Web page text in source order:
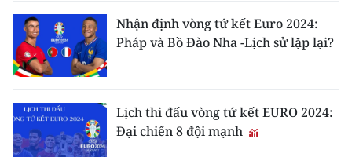
Media Khoa học - Công nghệ
Media Môi trường
Infographic
Nhận định vòng tứ kết Euro 2024:
Pháp và Bồ Đào Nha -Lịch sử lặp lại?
Lịch thi đấu vòng tứ kết EURO 2024:
Đại chiến 8 đội mạnh